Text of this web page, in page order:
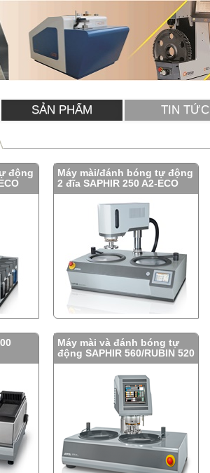
SẢN PHẨM TIN TỨC
động
Máy mài/đánh bóng tự động
2 đĩa SAPHIR 250 A2-ECO
Máy mài và đánh bóng tự
động SAPHIR 560/RUBIN 520